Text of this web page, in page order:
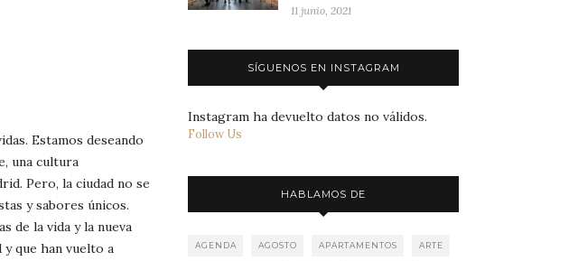
Estamos deseando
una cultura
Pero, la ciudad no se
y sabores únicos.
de la vida y la nueva
y que han vuelto a
11 junio, 2021
SÍGUENOS EN INSTAGRAM
Instagram ha devuelto datos no válidos.
Follow Us
HABLAMOS DE
AGENDA AGOSTO APARTAMENTOS ARTE